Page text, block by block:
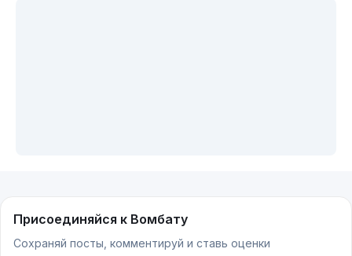
Присоединяйся к Вомбату
Сохраняй посты, комментируй и ставь оценки